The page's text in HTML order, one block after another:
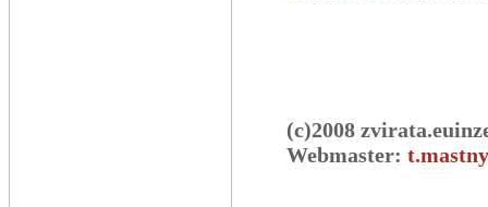
(c)2008
Webmaster: